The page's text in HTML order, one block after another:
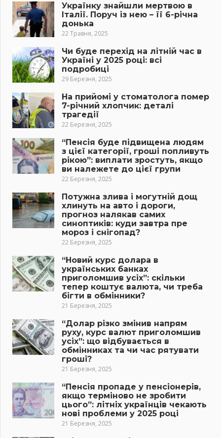
Українку знайшли мертвою в
Італії. Поруч із нею – її 6-річна
донька
22 Травня, 2025
Чи буде перехід на літній час в
Україні у 2025 році: всі
подробиці
29 Березня, 2025
На прийомі у стоматолога помер
7-річний хлопчик: деталі
трагедії
22 Березня, 2025
“Пенсія буде підвищена людям
з цієї категорії, гроші попливуть
рікою”: виплати зростуть, якщо
ви належете до цієї групи
22 Березня, 2025
Потужна злива і могутній дощ
хлинуть на авто і дороги,
прогноз налякав самих
синоптиків: куди завтра пре
мороз і снігопад?
22 Березня, 2025
“Новий курс долара в
українських банках
приголомшив усіх”: скільки
тепер коштує валюта, чи треба
бігти в обмінники?
21 Березня, 2025
“Долар різко змінив напрям
руху, курс валют приголомшив
усіх”: що відбувається в
обмінниках та чи час рятувати
гроші?
21 Березня, 2025
“Пенсія пропаде у пенсіонерів,
якщо терміново не зробити
цього”: літніх українців чекають
нові проблеми у 2025 році
21 Березня, 2025